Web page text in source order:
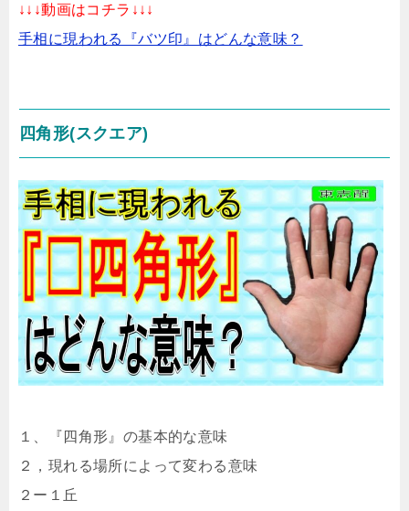
↓↓↓動画はコチラ↓↓↓
手相に現われる『バツ印』はどんな意味？
四角形(スクエア)
１、『四角形』の基本的な意味
２，現れる場所によって変わる意味
２ー１丘